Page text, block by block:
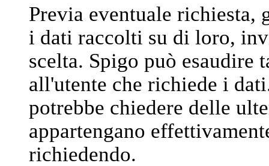
Previa eventuale richiesta,
i dati raccolti su di loro,
scelta. Spigo può
all'utente che richiede i
potrebbe chiedere delle
appartengano
richiedendo.